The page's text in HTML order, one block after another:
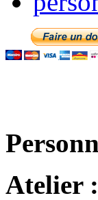
Atelier :